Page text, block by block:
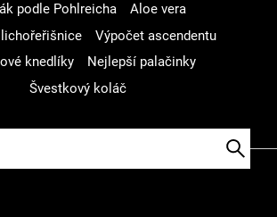
podle Pohlreicha
Aloe vera
Výpočet ascendentu
knedlíky
Nejlepší palačinky
Švestkový koláč